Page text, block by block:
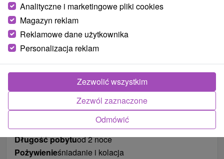
Długość pobytuod 2 noce
Pożywienieśniadanie i kolacja
Analityczne i marketingowe pliki cookies
Magazyn reklam
Reklamowe dane użytkownika
Personalizacja reklam
Odmówić
Zezwól zaznaczone
Zezwolić wszystkim